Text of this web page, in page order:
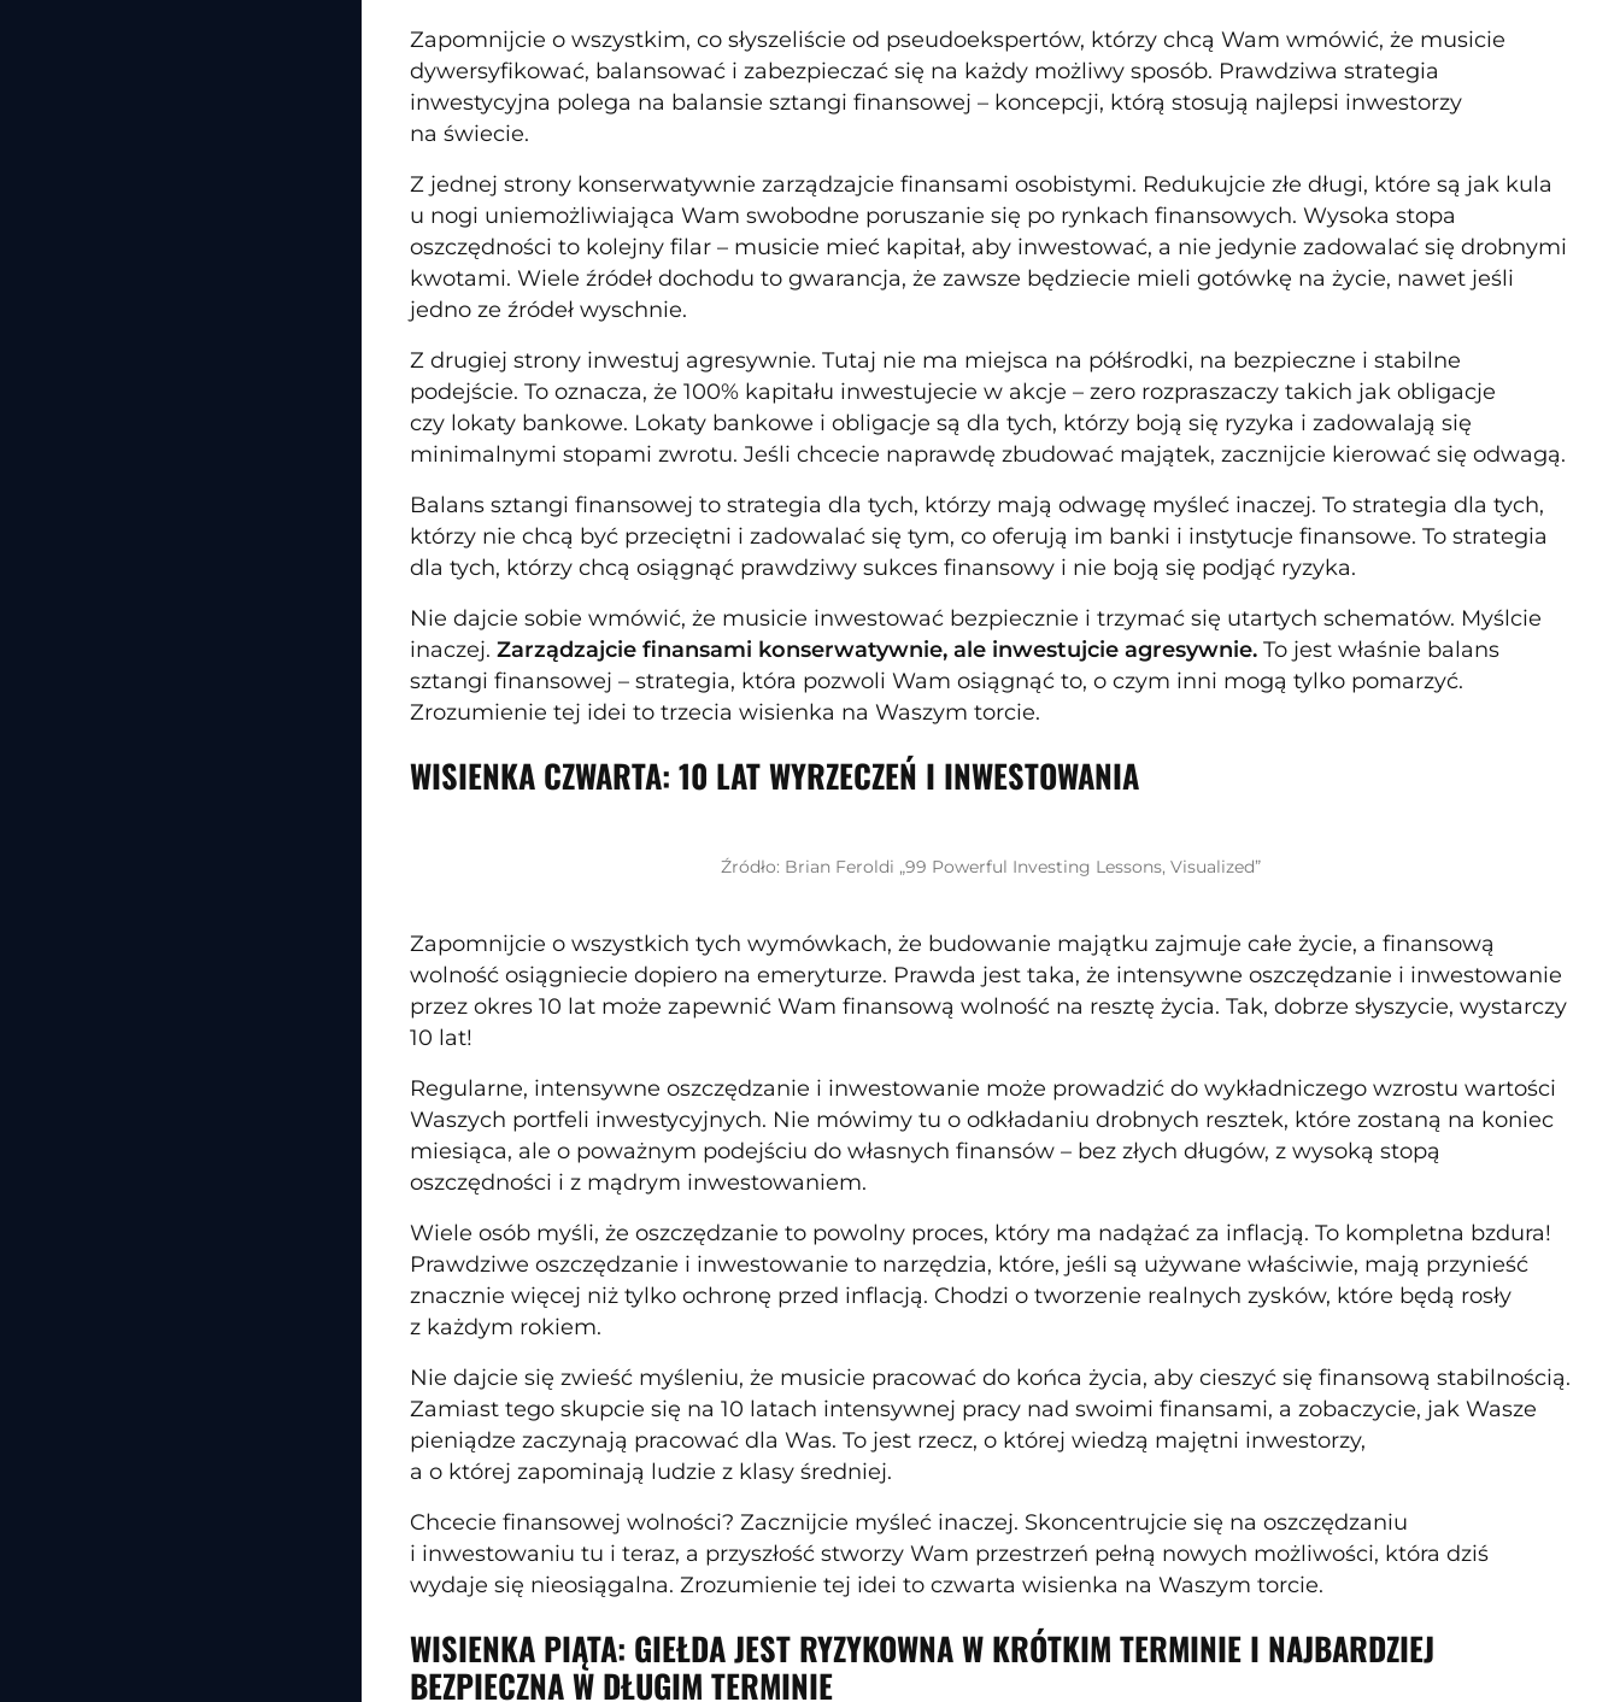
Zapomnijcie o wszystkim, co słyszeliście od pseudoekspertów, którzy chcą Wam wmówić, że musicie
dywersyfikować, balansować i zabezpieczać się na każdy możliwy sposób. Prawdziwa strategia
inwestycyjna polega na balansie sztangi finansowej – koncepcji, którą stosują najlepsi inwestorzy
na świecie.
Z jednej strony konserwatywnie zarządzajcie finansami osobistymi. Redukujcie złe długi, które są jak kula
u nogi uniemożliwiająca Wam swobodne poruszanie się po rynkach finansowych. Wysoka stopa
oszczędności to kolejny filar – musicie mieć kapitał, aby inwestować, a nie jedynie zadowalać się drobnymi
kwotami. Wiele źródeł dochodu to gwarancja, że zawsze będziecie mieli gotówkę na życie, nawet jeśli
jedno ze źródeł wyschnie.
Z drugiej strony inwestuj agresywnie. Tutaj nie ma miejsca na półśrodki, na bezpieczne i stabilne
podejście. To oznacza, że 100% kapitału inwestujecie w akcje – zero rozpraszaczy takich jak obligacje
czy lokaty bankowe. Lokaty bankowe i obligacje są dla tych, którzy boją się ryzyka i zadowalają się
minimalnymi stopami zwrotu. Jeśli chcecie naprawdę zbudować majątek, zacznijcie kierować się odwagą.
Balans sztangi finansowej to strategia dla tych, którzy mają odwagę myśleć inaczej. To strategia dla tych,
którzy nie chcą być przeciętni i zadowalać się tym, co oferują im banki i instytucje finansowe. To strategia
dla tych, którzy chcą osiągnąć prawdziwy sukces finansowy i nie boją się podjąć ryzyka.
Nie dajcie sobie wmówić, że musicie inwestować bezpiecznie i trzymać się utartych schematów. Myślcie
inaczej. Zarządzajcie finansami konserwatywnie, ale inwestujcie agresywnie. To jest właśnie balans
sztangi finansowej – strategia, która pozwoli Wam osiągnąć to, o czym inni mogą tylko pomarzyć.
Zrozumienie tej idei to trzecia wisienka na Waszym torcie.
WISIENKA CZWARTA: 10 LAT WYRZECZEŃ I INWESTOWANIA
Źródło: Brian Feroldi „99 Powerful Investing Lessons, Visualized”
Zapomnijcie o wszystkich tych wymówkach, że budowanie majątku zajmuje całe życie, a finansową
wolność osiągniecie dopiero na emeryturze. Prawda jest taka, że intensywne oszczędzanie i inwestowanie
przez okres 10 lat może zapewnić Wam finansową wolność na resztę życia. Tak, dobrze słyszycie, wystarczy
10 lat!
Regularne, intensywne oszczędzanie i inwestowanie może prowadzić do wykładniczego wzrostu wartości
Waszych portfeli inwestycyjnych. Nie mówimy tu o odkładaniu drobnych resztek, które zostaną na koniec
miesiąca, ale o poważnym podejściu do własnych finansów – bez złych długów, z wysoką stopą
oszczędności i z mądrym inwestowaniem.
Wiele osób myśli, że oszczędzanie to powolny proces, który ma nadążać za inflacją. To kompletna bzdura!
Prawdziwe oszczędzanie i inwestowanie to narzędzia, które, jeśli są używane właściwie, mają przynieść
znacznie więcej niż tylko ochronę przed inflacją. Chodzi o tworzenie realnych zysków, które będą rosły
z każdym rokiem.
Nie dajcie się zwieść myśleniu, że musicie pracować do końca życia, aby cieszyć się finansową stabilnością.
Zamiast tego skupcie się na 10 latach intensywnej pracy nad swoimi finansami, a zobaczycie, jak Wasze
pieniądze zaczynają pracować dla Was. To jest rzecz, o której wiedzą majętni inwestorzy,
a o której zapominają ludzie z klasy średniej.
Chcecie finansowej wolności? Zacznijcie myśleć inaczej. Skoncentrujcie się na oszczędzaniu
i inwestowaniu tu i teraz, a przyszłość stworzy Wam przestrzeń pełną nowych możliwości, która dziś
wydaje się nieosiągalna. Zrozumienie tej idei to czwarta wisienka na Waszym torcie.
WISIENKA PIĄTA: GIEŁDA JEST RYZYKOWNA W KRÓTKIM TERMINIE I NAJBARDZIEJ
BEZPIECZNA W DŁUGIM TERMINIE